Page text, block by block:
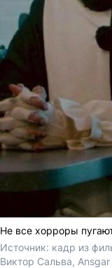
Не все хорроры
Источник: кадр из
Виктор Сальва,